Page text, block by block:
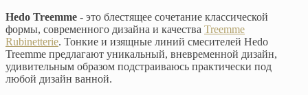
Hedo Treemme - это блестящее сочетание классической
формы, современного дизайна и качества Treemme
Rubinetterie. Тонкие и изящные линий смесителей Hedo
Treemme предлагают уникальный, вневременной дизайн,
удивительным образом подстраиваюсь практически под
любой дизайн ванной.